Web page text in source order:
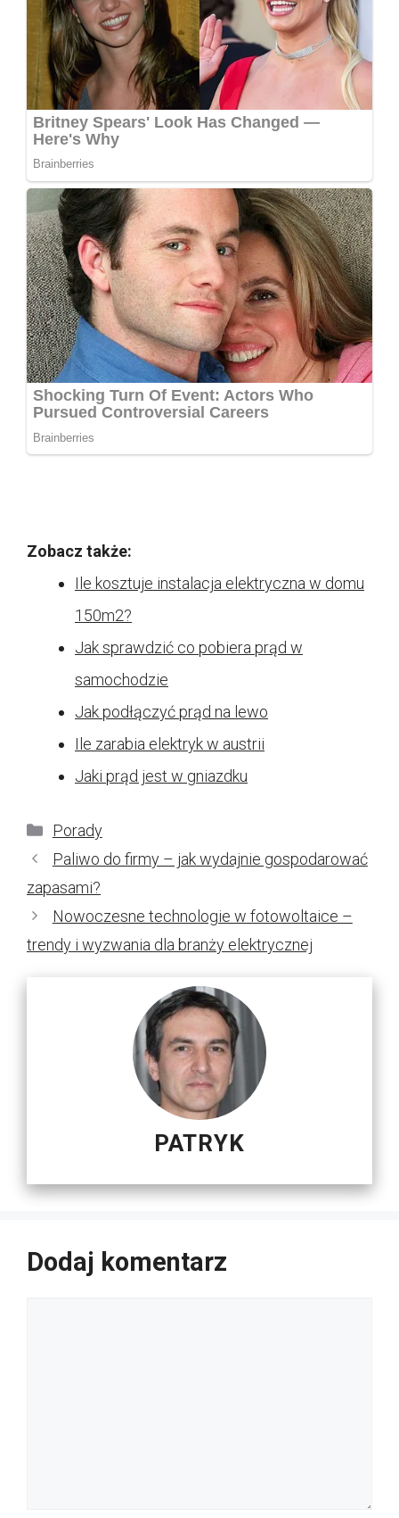
Zobacz także:
Ile kosztuje instalacja elektryczna w domu
150m2?
Jak sprawdzić co pobiera prąd w
samochodzie
Jak podłączyć prąd na lewo
Ile zarabia elektryk w austrii
Jaki prąd jest w gniazdku
Kategorie
Porady
Paliwo do firmy – jak wydajnie gospodarować
zapasami?
Nowoczesne technologie w fotowoltaice –
trendy i wyzwania dla branży elektrycznej
PATRYK
Dodaj komentarz